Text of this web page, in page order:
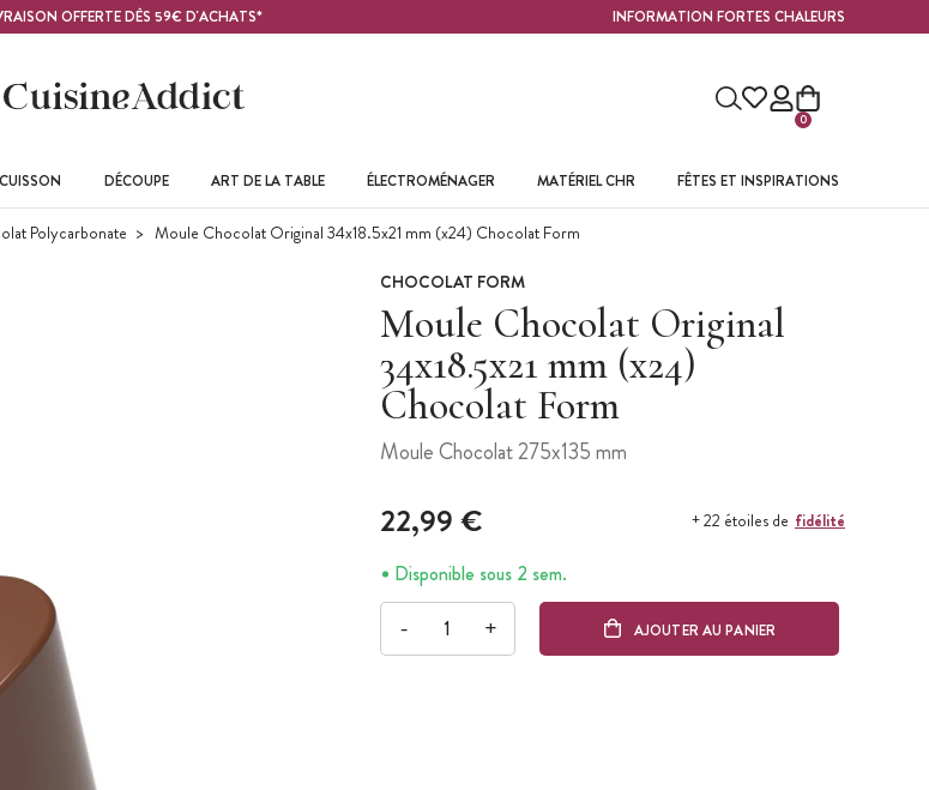
OFFERTE DÈS 59€ D'ACHATS* INFORMATION FORTES CHALEURS
0
CUISSON DÉCOUPE ART DE LA TABLE ÉLECTROMÉNAGER MATÉRIEL CHR FÊTES ET INSPIRATIONS
Polycarbonate Moule Chocolat Original 34x18.5x21 mm (x24) Chocolat Form
CHOCOLAT FORM
Moule Chocolat Original
34x18.5x21 mm (x24)
Chocolat Form
Moule Chocolat 275x135 mm
22,99 € + 22 étoiles de fidélité
Disponible sous 2 sem.
- + AJOUTER AU PANIER